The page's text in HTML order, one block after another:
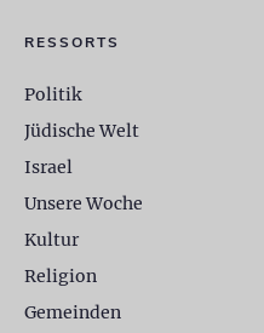
RESSORTS
Politik
Jüdische Welt
Israel
Unsere Woche
Kultur
Religion
Gemeinden